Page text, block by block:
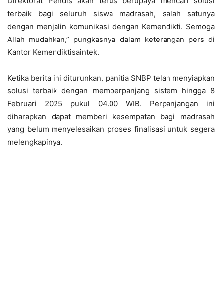
terbaik bagi seluruh siswa madrasah, salah satunya
dengan menjalin komunikasi dengan Kemendikti. Semoga
Allah mudahkan,” pungkasnya dalam keterangan pers di
Kantor Kemendiktisaintek.
Ketika berita ini diturunkan, panitia SNBP telah menyiapkan
solusi terbaik dengan memperpanjang sistem hingga 8
Februari 2025 pukul 04.00 WIB. Perpanjangan ini
diharapkan dapat memberi kesempatan bagi madrasah
yang belum menyelesaikan proses finalisasi untuk segera
melengkapinya.